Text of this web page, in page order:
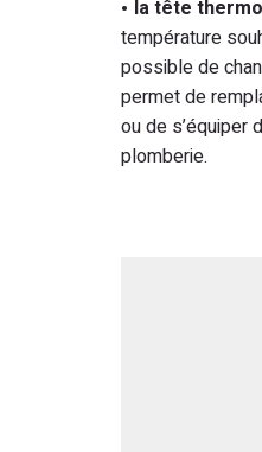
la tête
température
possible de
permet de
ou de s’équiper
plomberie.